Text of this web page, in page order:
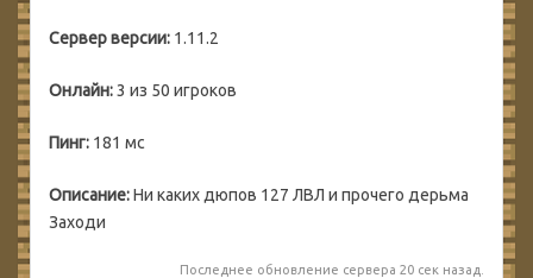
Сервер версии: 1.11.2
Онлайн:3 из 50 игроков
Пинг: 181 мс
Описание:Ни каких дюпов 127 ЛВЛ и прочего дерьма
Заходи
Последнее обновление сервера 20 сек назад.